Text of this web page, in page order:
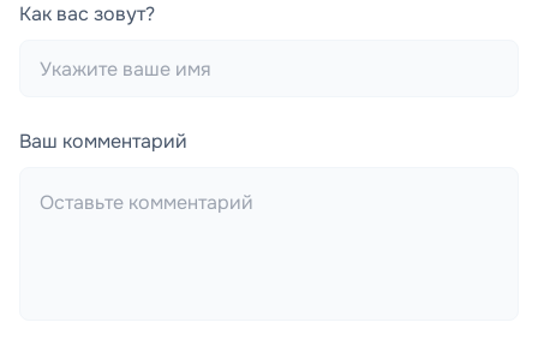
Как вас зовут?
Ваш комментарий